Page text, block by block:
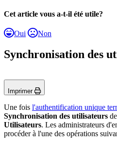
Cet article vous a-t-il été utile?
Oui Non
Synchronisation des
Imprimer
Une fois l'authentification unique
Synchronisation des utilisateurs
Utilisateurs. Les administrateurs
procéder à l'une des opérations